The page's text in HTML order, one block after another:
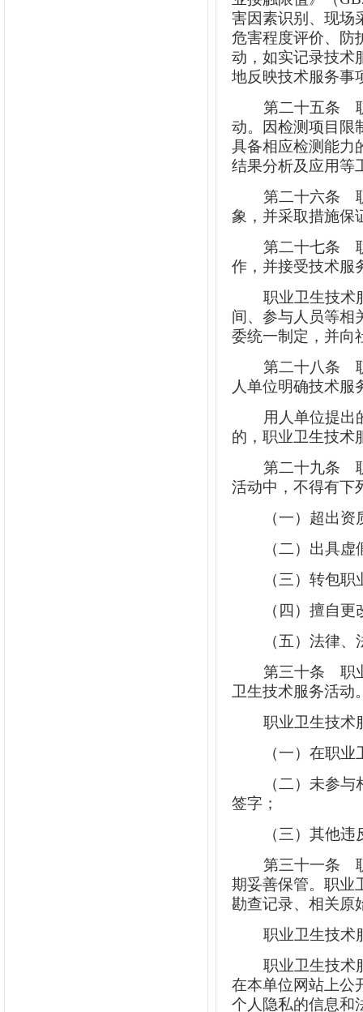
害因素识别、现场
危害程度评价、防
动，如实记录技术
地反映技术服务事
第二十五条
动。因检测项目限
具备相应检测能力
结果分析及应用等
第二十六条
象，并采取措施保
第二十七条
作，并接受技术服
职业卫生技术
间、参与人员等相
委统一制定，并向
第二十八条
人单位明确技术服
用人单位提出
的，职业卫生技术
第二十九条
活动中，不得有下
（一）超出
（二）出具
（三）转包
（四）擅自
（五）法律
第三十条 职
卫生技术服务活动
职业卫生技术
（一）在职
（二）未参
签字；
（三）其他
第三十一条
期妥善保管。职业
勘查记录、相关原
职业卫生技术
职业卫生技术
在本单位网站上公
个人隐私的信息和